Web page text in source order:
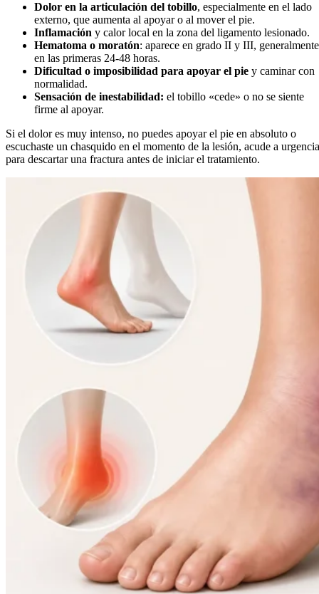
Dolor en la articulación del tobillo, especialmente en el lado
externo, que aumenta al apoyar o al mover el pie.
Inflamación y calor local en la zona del ligamento lesionado.
Hematoma o moratón: aparece en grado II y III, generalmente
en las primeras 24-48 horas.
Dificultad o imposibilidad para apoyar el pie y caminar con
normalidad.
Sensación de inestabilidad: el tobillo «cede» o no se siente
firme al apoyar.
Si el dolor es muy intenso, no puedes apoyar el pie en absoluto o
escuchaste un chasquido en el momento de la lesión, acude a
para descartar una fractura antes de iniciar el tratamiento.